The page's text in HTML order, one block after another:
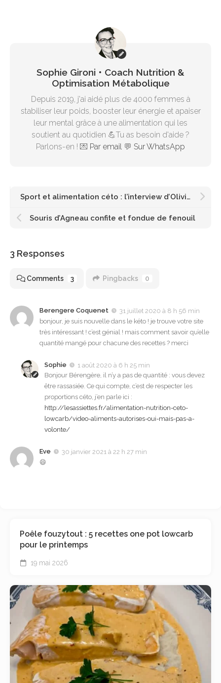
Sophie Gironi • Coach Nutrition &
Optimisation Métabolique
Depuis 2019, j'ai aidé plus de 4000 femmes à
stabiliser leur poids, booster leur énergie et apaiser
leur mental grâce à une alimentation qui les
soutient au quotidien 💪Tu as besoin d'aide ?
Parlons-en ! 💌 Par email 💬 Sur WhatsApp
Sport et alimentation céto : l’interview d’Olivier de Low-Carb Frenchie
Souris d’Agneau confite et fondue de fenouil
3 Responses
Comments 3 Pingbacks 0
Berengere Coquenet
31 juillet 2020 à 8 h 56 min
bonjour, je suis nouvelle dans le kéto ! je trouve votre site
très intéressant ! c’est génial ! mais comment savoir qu’elle
quantité mangé pour chacune des recettes ? merci
Sophie
1 août 2020 à 6 h 25 min
Bonjour Bérengère, il n’y a pas de quantité : vous devez
être rassasiée. Ce qui compte, c’est de respecter les
proportions céto, j’en parle ici :
http://lesassiettes.fr/alimentation-nutrition-ceto-
lowcarb/video-aliments-autorises-oui-mais-pas-a-
volonte/
Eve
30 janvier 2021 à 22 h 27 min
😄
Poêle fouzytout : 5 recettes one pot lowcarb
pour le printemps
19 mai 2026